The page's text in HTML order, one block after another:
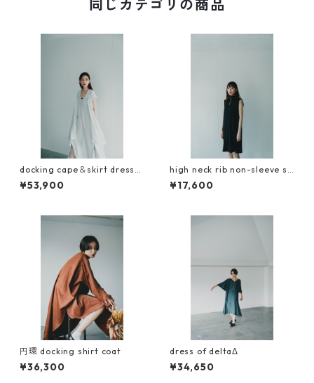
同じカテゴリの商品
docking cape＆skirt dress
INORI（祈）
¥53,900
high neck rib non-sleeve sh
ort dress
¥17,600
円環 docking shirt coat
¥36,300
dress of deltaΔ
¥34,650